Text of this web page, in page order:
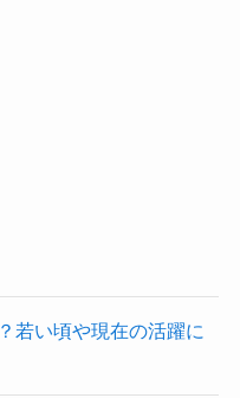
若い頃や現在の活躍に